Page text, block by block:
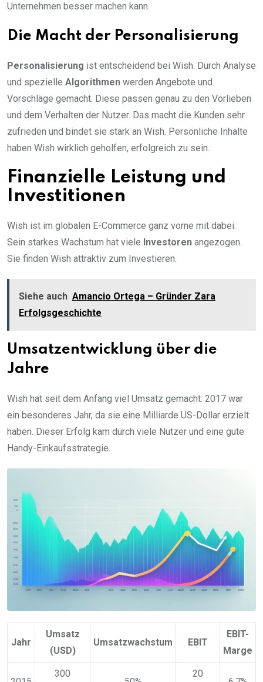
Unternehmen besser machen kann.
Die Macht der Personalisierung
Personalisierung ist entscheidend bei Wish. Durch Analyse
und spezielle Algorithmen werden Angebote und
Vorschläge gemacht. Diese passen genau zu den Vorlieben
und dem Verhalten der Nutzer. Das macht die Kunden sehr
zufrieden und bindet sie stark an Wish. Persönliche Inhalte
haben Wish wirklich geholfen, erfolgreich zu sein.
Finanzielle Leistung und
Investitionen
Wish ist im globalen E-Commerce ganz vorne mit dabei.
Sein starkes Wachstum hat viele Investoren angezogen.
Sie finden Wish attraktiv zum Investieren.
Siehe auch Amancio Ortega – Gründer Zara
Erfolgsgeschichte
Umsatzentwicklung über die
Jahre
Wish hat seit dem Anfang viel Umsatz gemacht. 2017 war
ein besonderes Jahr, da sie eine Milliarde US-Dollar erzielt
haben. Dieser Erfolg kam durch viele Nutzer und eine gute
Handy-Einkaufsstrategie.
Jahr
Umsatz
(USD)
Umsatzwachstum EBIT
EBIT-
Marge
300 20